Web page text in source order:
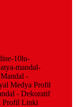
10lu-
mandal-
-
Medya Profil
- Dekoratif
Profil Linki